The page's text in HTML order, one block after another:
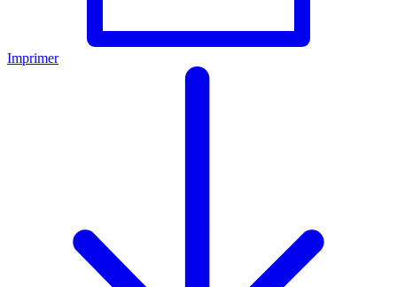
Imprimer